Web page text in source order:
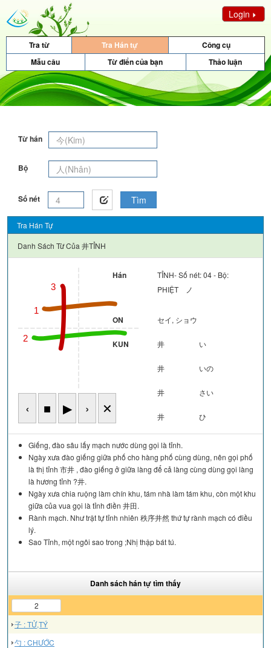
Login
Tra từ Tra Hán tự
Công cụ
Mẫu câu
Từ điển của bạn Thảo luận
Từ hán
Bộ
Số nét Tìm
Tra Hán Tự
Danh Sách Từ Của 井TỈNH
1
2
3
‹ ■ ▶ › ✕
Hán
TỈNH- Số nét: 04 - Bộ:
PHIỆT ノ
ON セイ, ショウ
KUN 井 い
井 いの
井 さい
井 ひ
Giếng, đào sâu lấy mạch nước dùng gọi là tỉnh.
Ngày xưa đào giếng giữa phố cho hàng phố cùng dùng, nên gọi phố
là thị tỉnh 市井 , đào giếng ở giữa làng để cả làng cùng dùng gọi làng
là hương tỉnh ?井.
Ngày xưa chia ruộng làm chín khu, tám nhà làm tám khu, còn một khu
giữa của vua gọi là tỉnh điền 井田.
Rành mạch. Như trật tự tỉnh nhiên 秩序井然 thứ tự rành mạch có điều
lý.
Sao Tỉnh, một ngôi sao trong ;Nhị thập bát tú.
Danh sách hán tự tìm thấy
2
子 : TỬ,TÝ
勺 : CHƯỚC